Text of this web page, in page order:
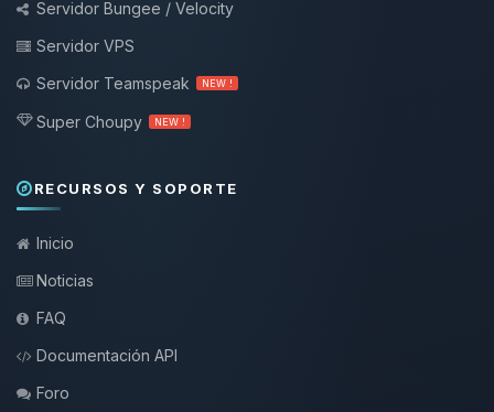
Servidor Bungee / Velocity
Servidor VPS
Servidor Teamspeak
NEW !
Super Choupy NEW !
RECURSOS Y SOPORTE
Inicio
Noticias
FAQ
Documentación API
Foro